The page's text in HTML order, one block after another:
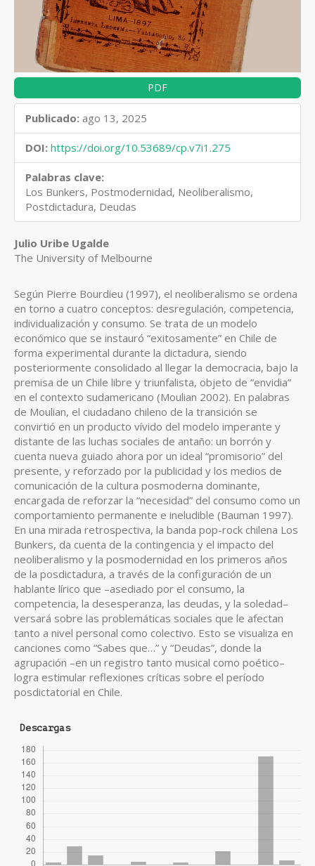
PDF
Publicado: ago 13, 2025
DOI: https://doi.org/10.53689/cp.v7i1.275
Palabras clave:
Los Bunkers, Postmodernidad, Neoliberalismo,
Postdictadura, Deudas
Contenido
principal
artículo
Julio Uribe Ugalde
The University of Melbourne
Según Pierre Bourdieu (1997), el neoliberalismo se ordena
en torno a cuatro conceptos: desregulación, competencia,
individualización y consumo. Se trata de un modelo
económico que se instauró “exitosamente” en Chile de
forma experimental durante la dictadura, siendo
posteriormente consolidado al llegar la democracia, bajo la
premisa de un Chile libre y triunfalista, objeto de “envidia”
en el contexto sudamericano (Moulian 2002). En palabras
de Moulian, el ciudadano chileno de la transición se
convirtió en un producto vívido del modelo imperante y
distante de las luchas sociales de antaño: un borrón y
cuenta nueva guiado ahora por un ideal “promisorio” del
presente, y reforzado por la publicidad y los medios de
comunicación de la cultura posmoderna dominante,
encargada de reforzar la “necesidad” del consumo como un
comportamiento permanente e ineludible (Bauman 1997).
En una mirada retrospectiva, la banda pop-rock chilena Los
Bunkers, da cuenta de la contingencia y el impacto del
neoliberalismo y la posmodernidad en los primeros años
de la posdictadura, a través de la configuración de un
hablante lírico que –asediado por el consumo, la
competencia, la desesperanza, las deudas, y la soledad–
versará sobre las problemáticas sociales que le afectan
tanto a nivel personal como colectivo. Esto se visualiza en
canciones como “Sabes que…” y “Deudas”, donde la
agrupación –en un registro tanto musical como poético–
logra estimular reflexiones críticas sobre el período
posdictatorial en Chile.
Descargas